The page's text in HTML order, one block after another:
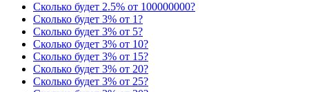
Сколько будет 2.5% от 100000000?
Сколько будет 3% от 1?
Сколько будет 3% от 5?
Сколько будет 3% от 10?
Сколько будет 3% от 15?
Сколько будет 3% от 20?
Сколько будет 3% от 25?